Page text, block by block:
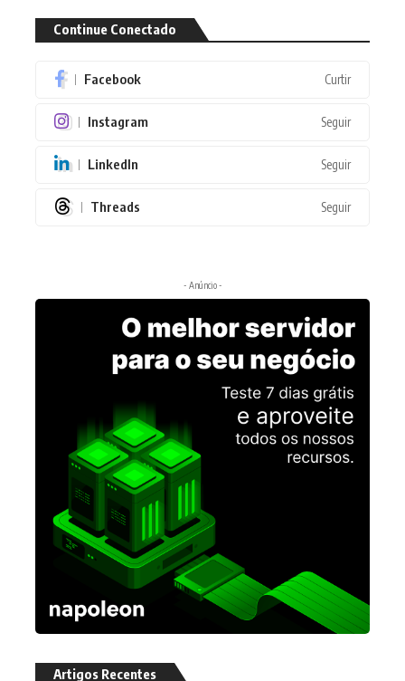
Continue Conectado
Facebook Curtir
Instagram Seguir
LinkedIn Seguir
Threads Seguir
- Anúncio -
Artigos Recentes